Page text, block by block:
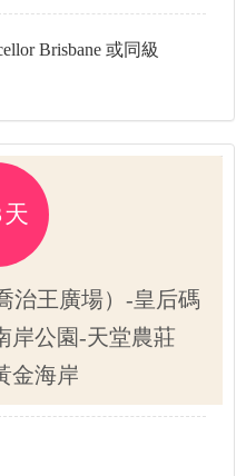
Brisbane 或同級
治王廣場）-皇后碼
岸公園-天堂農莊
金海岸